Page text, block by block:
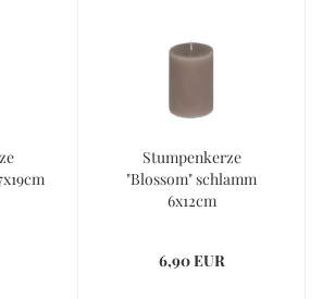
Stumpenkerze
"Blossom" schlamm
6x12cm
6,90 EUR